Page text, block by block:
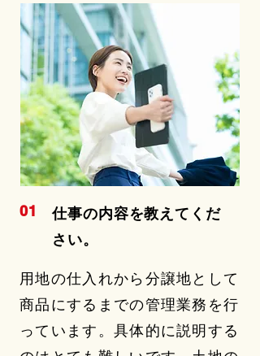
01
仕事の内容を教えてくだ
さい。
用地の仕入れから分譲地として
商品にするまでの管理業務を行
っています。具体的に説明する